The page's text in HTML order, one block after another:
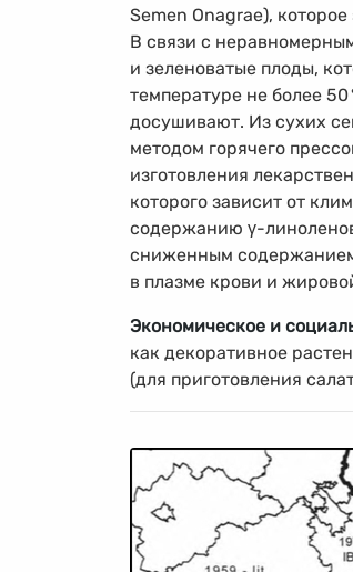
Semen Onagrae),
В связи с
и зеленоватые плоды,
температуре не более 50
досушивают. Из сухих
методом горячего
изготовления
которого зависит от
содержанию γ-
сниженным
в плазме крови и
Экономическое и
как декоративное
(для приготовления